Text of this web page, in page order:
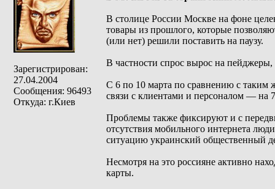
Зарегистрирован:
27.04.2004
Сообщения: 96493
Откуда: г.Киев
В столице России Москве на фоне
товары из прошлого, которые
(или нет) решили поставить на паузу.
В частности спрос вырос на
С 6 по 10 марта по сравнению с таким
связи с клиентами и персоналом — на
Проблемы также фиксируют и с
отсутствия мобильного интернета
ситуацию украинский общественный
Несмотря на это россияне активно
карты.